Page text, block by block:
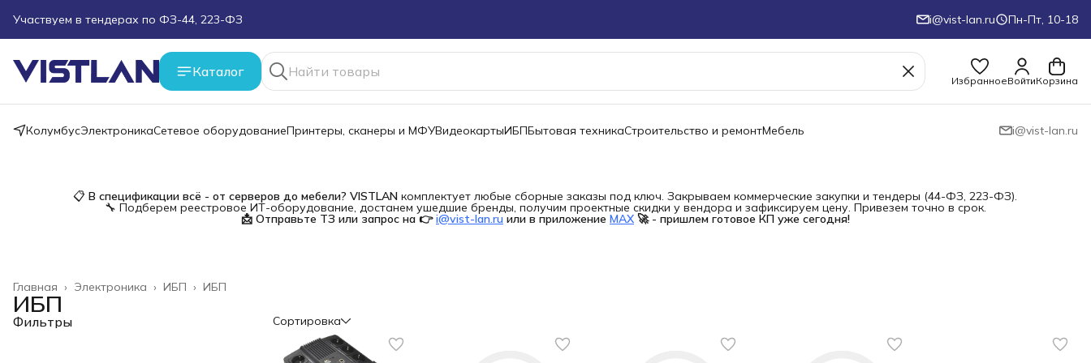
Поможем подобрать оборудование под ТЗ
Пуско-наладочные работы
i@vist-lan.ru Пн-Пт, 10-18
Каталог
ИзбранноеВойтиКорзина
КолумбусЭлектроникаСетевое оборудованиеПринтеры, сканеры и МФУВидеокартыИБПБытовая техникаСтроительство и ремонтМебель i@vist-lan.ru
📋В спецификации всё - от серверов до мебели? VISTLAN комплектует любые сборные заказы под ключ. Закрываем коммерческие закупки и тендеры (44-ФЗ, 223-ФЗ).
🔧 Подберем реестровое ИТ-оборудование, достанем ушедшие бренды, получим проектные скидки у вендора и зафиксируем цену. Привезем точно в срок.
📩 Отправьте ТЗ или запрос на 👉 i@vist-lan.ru или в приложение MAX 🚀 - пришлем готовое КП уже сегодня!
ИБП
ИБП ›
Электроника ›
Главная ›
ИБП
Фильтры Сортировка